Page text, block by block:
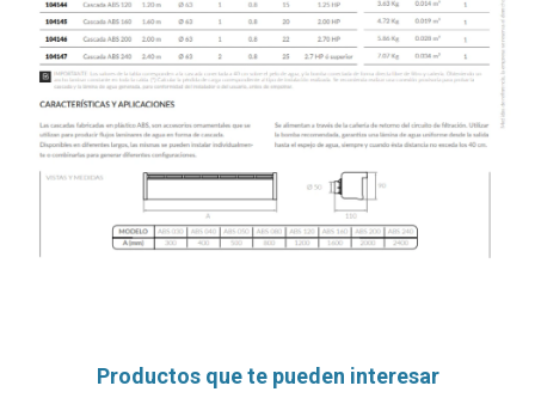
Productos que te pueden interesar